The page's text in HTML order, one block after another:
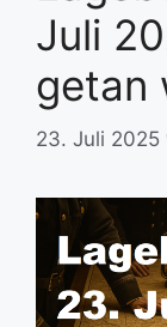
Juli
getan
23. Juli 2025